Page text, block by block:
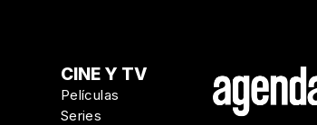
CINE Y TV
Películas
Series